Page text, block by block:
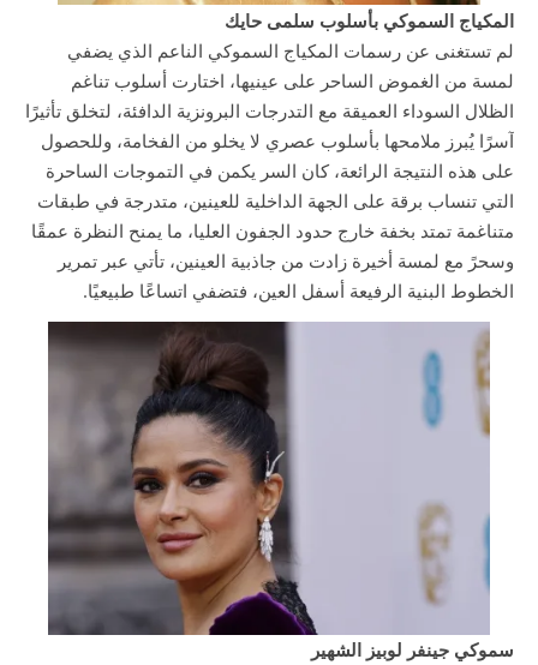
المكياج السموكي بأسلوب سلمى حايك
لم تستغنى عن رسمات المكياج السموكي الناعم الذي يضفي
لمسة من الغموض الساحر على عينيها، اختارت أسلوب تناغم
الظلال السوداء العميقة مع التدرجات البرونزية الدافئة، لتخلق تأثيرًا
آسرًا يُبرز ملامحها بأسلوب عصري لا يخلو من الفخامة، وللحصول
على هذه النتيجة الرائعة، كان السر يكمن في التموجات الساحرة
التي تنساب برقة على الجهة الداخلية للعينين، متدرجة في طبقات
متناغمة تمتد بخفة خارج حدود الجفون العليا، ما يمنح النظرة عمقًا
وسحرً مع لمسة أخيرة زادت من جاذبية العينين، تأتي عبر تمرير
الخطوط البنية الرفيعة أسفل العين، فتضفي اتساعًا طبيعيًا.
سموكي جينفر لوبيز الشهير